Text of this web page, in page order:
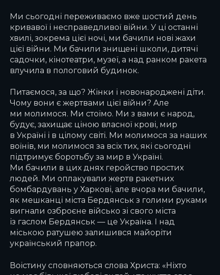
Ми сьогодні переживаємо вже шостий день
кривавої і несправедливої війни. У ці останні
хвилі, зокрема цієї ночі, ми бачили нові жахи
цієї війни. Ми бачили знищені школи, дитячі
садочки, кінотеатри, музеї, а над ранком ракета
влучила в пологовий будинок.
Питаємося, за що? Жінки і новонароджені діти.
Чому вони є жертвами цієї війни? Але
ми молимося. Ми стоїмо. Ми з вами є народ,
будує, захищає ціною власної крові, мир
в Україні і в цілому світі. Ми молимося за наших
воїнів, ми молимося за всіх тих, які сьогодні
підтримує боротьбу за мир в Україні.
Ми бачили в цих днях геройство простих
людей. Ми оплакували жертв ракетних
бомбардувань у Харкові, але вчора ми бачили,
як мешканці міста Бердянськ з голими руками
вигнали озброєне військо зі свого міста
із гаслом Бердянськ — це Україна. І над
міською ратушею залишився майоріти
український прапор.
Воістину сповняються слова Христа: «Ніхто